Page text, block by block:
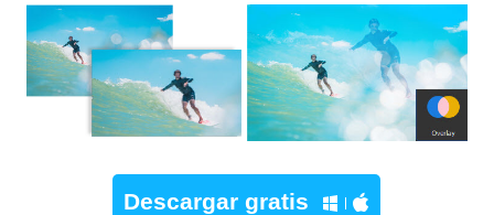
Descargar gratis